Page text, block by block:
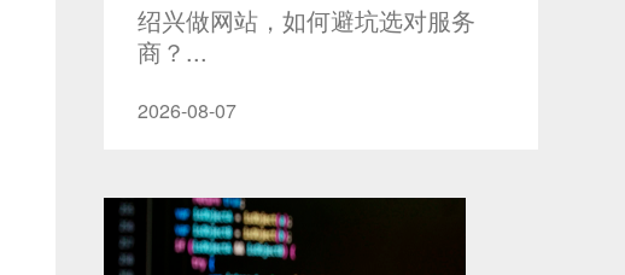
绍兴做网站，如何避坑选对服务
商？...
2026-08-07